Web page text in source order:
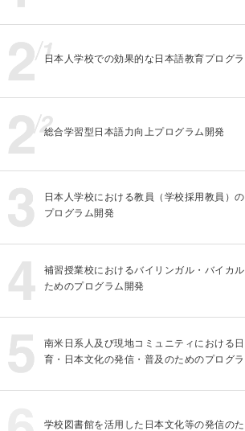
日本人学校での効果的な日本語教育プログ
総合学習型日本語力向上プログラム開発
日本人学校における教員（学校採用教員）
プログラム開発
補習授業校におけるバイリンガル・バイカ
ためのプログラム開発
南米日系人及び現地コミュニティにおける
育・日本文化の発信・普及のためのプログ
学校図書館を活用した日本文化等の発信の